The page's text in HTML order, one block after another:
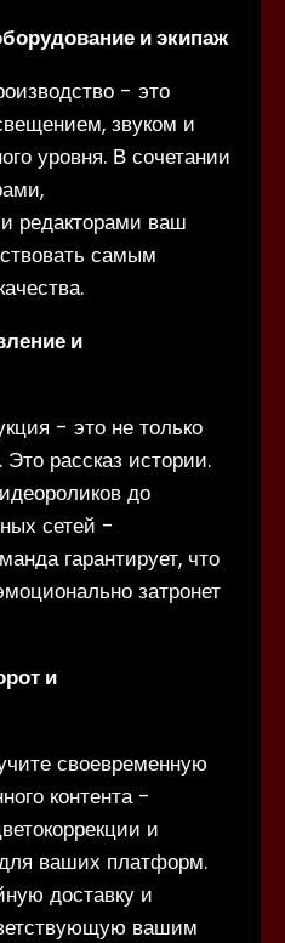
и экипаж
- это
звуком и
уровня. В сочетании
редакторами ваш
самым
и
- это не только
рассказ истории.
до
сетей -
гарантирует, что
затронет
и
своевременную
контента -
и
ваших платформ.
доставку и
вашим